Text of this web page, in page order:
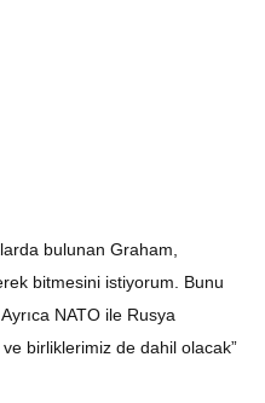
bulunan Graham,
bitmesini istiyorum. Bunu
NATO ile Rusya
birliklerimiz de dahil olacak”